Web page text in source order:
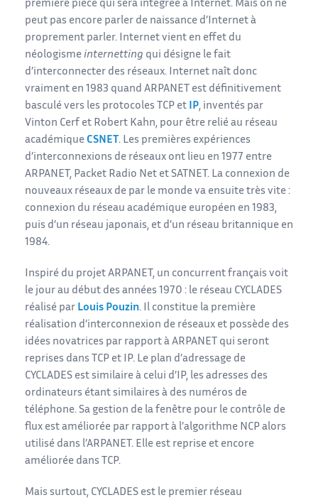
première pièce qui sera intégrée à Internet. Mais on ne
peut pas encore parler de naissance d’Internet à
proprement parler. Internet vient en effet du
néologisme internetting qui désigne le fait
d’interconnecter des réseaux. Internet naît donc
vraiment en 1983 quand ARPANET est définitivement
basculé vers les protocoles TCP et
IP, inventés par
Vinton Cerf et Robert Kahn, pour être relié au réseau
académique CSNET . Les premières expériences
d’interconnexions de réseaux ont lieu en 1977 entre
ARPANET, Packet Radio Net et SATNET. La connexion de
nouveaux réseaux de par le monde va ensuite très vite :
connexion du réseau académique européen en 1983,
puis d’un réseau japonais, et d’un réseau britannique en
1984.
Inspiré du projet ARPANET, un concurrent français voit
le jour au début des années 1970 : le réseau CYCLADES
réalisé par Louis Pouzin. Il constitue la première
réalisation d’interconnexion de réseaux et possède des
idées novatrices par rapport à ARPANET qui seront
reprises dans TCP et IP. Le plan d’adressage de
CYCLADES est similaire à celui d’IP, les adresses des
ordinateurs étant similaires à des numéros de
téléphone. Sa gestion de la fenêtre pour le contrôle de
flux est améliorée par rapport à l’algorithme NCP alors
utilisé dans l’ARPANET. Elle est reprise et encore
améliorée dans TCP.
Mais surtout, CYCLADES est le premier réseau